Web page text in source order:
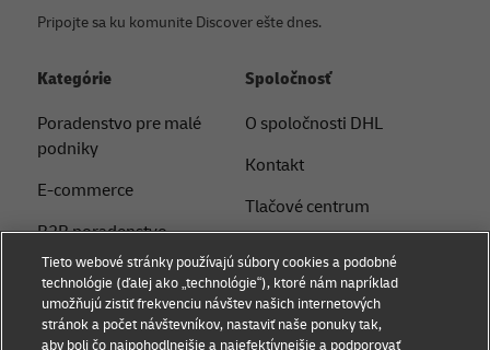
Pripojte sa ku komunite Discover ešte dnes.
Kategórie
Poradenstvo pre malé
podniky
E-commerce
B2B poradenstvo
Logistické poradenstvo
Novinky a postrehy
Spoločnosť
O spoločnosti DHL
Kontakt
Tlačové centrum
Právne upozornenie
Podmienky používania
Tieto webové stránky používajú súbory cookies a podobné
technológie (ďalej ako „technológie“), ktoré nám napríklad
umožňujú zistiť frekvenciu návštev našich internetových
stránok a počet návštevníkov, nastaviť naše ponuky tak,
aby boli čo najpohodlnejšie a najefektívnejšie a podporovať